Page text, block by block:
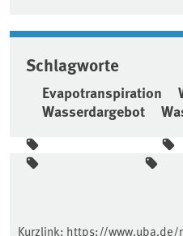
Schlagworte
Evapotranspiration
Wasserdargebot
Seitenleiste
Kurzlink: https://www.uba.de/